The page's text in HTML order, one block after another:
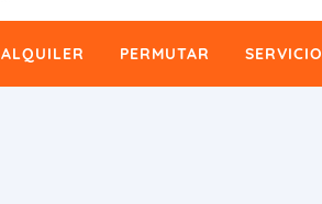
ALQUILER PERMUTAR SERVICIO